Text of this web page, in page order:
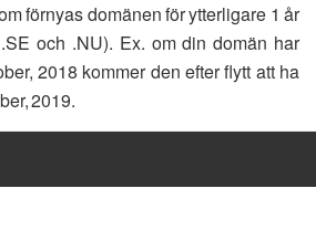
förnyas domänen för ytterligare 1 år
och .NU). Ex. om din domän har
2018 kommer den efter flytt att ha
2019.